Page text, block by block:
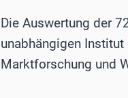
Die Auswertung der
unabhängigen
Marktforschung und